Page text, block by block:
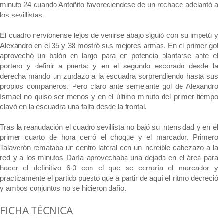
minuto 24 cuando Antoñito favoreciendose de un rechace adelantó a
los sevillistas.
El cuadro nervionense lejos de venirse abajo siguió con su impetú y
Alexandro en el 35 y 38 mostró sus mejores armas. En el primer gol
aprovechó un balón en largo para en potencia plantarse ante el
portero y definir a puerta; y en el segundo escorado desde la
derecha mando un zurdazo a la escuadra sorprendiendo hasta sus
propios compañeros. Pero claro ante semejante gol de Alexandro
Ismael no quiso ser menos y en el último minuto del primer tiempo
clavó en la escuadra una falta desde la frontal.
Tras la reanudación el cuadro sevillista no bajó su intensidad y en el
primer cuarto de hora cerró el choque y el marcador. Primero
Talaverón remataba un centro lateral con un increible cabezazo a la
red y a los minutos Daría aprovechaba una dejada en el área para
hacer el definitivo 6-0 con el que se cerraría el marcador y
practicamente el partido puesto que a partir de aquí el ritmo decreció
y ambos conjuntos no se hicieron daño.
FICHA TÉCNICA